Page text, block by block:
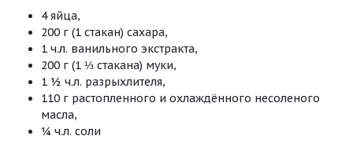
4 яйца,
200 г (1 стакан) сахара,
1 ч.л. ванильного экстракта,
200 г (1 ⅓ стакана) муки,
1 ½ ч.л. разрыхлителя,
110 г растопленного и охлаждённого несоленого
масла,
¼ ч.л. соли